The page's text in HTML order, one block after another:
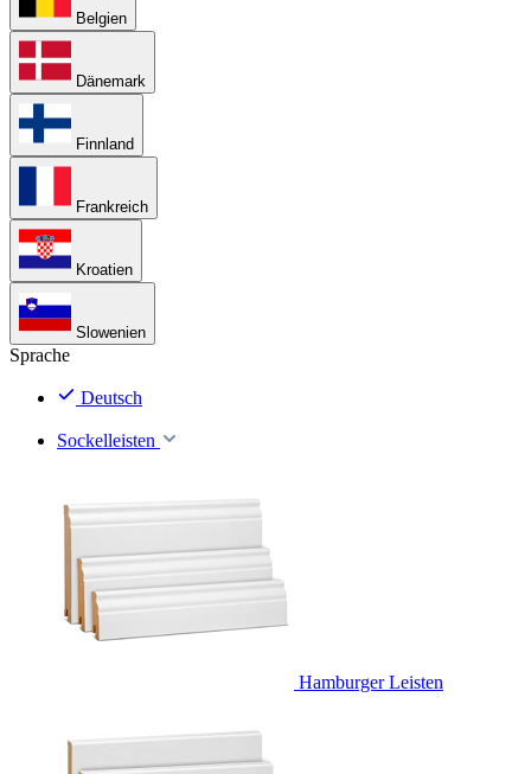
Belgien
Dänemark
Finnland
Frankreich
Kroatien
Slowenien
Sprache
Deutsch
Sockelleisten
Hamburger Leisten